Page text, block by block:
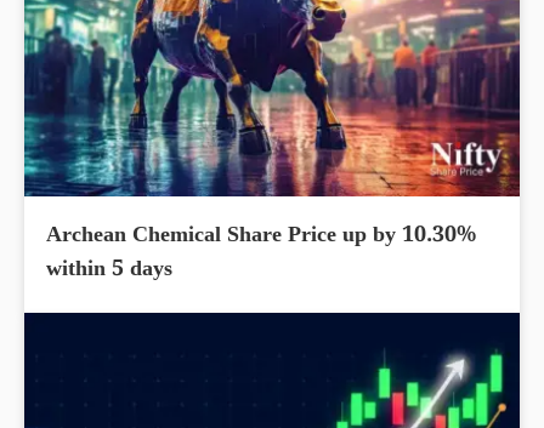
Archean Chemical Share Price up by 10.30%
within 5 days